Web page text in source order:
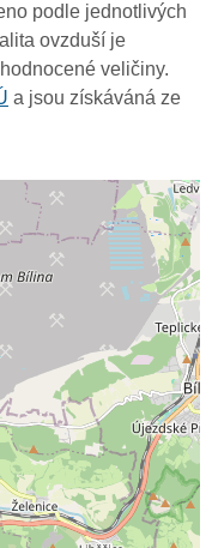
podle jednotlivých
ovzduší je
veličiny.
a jsou získáváná ze